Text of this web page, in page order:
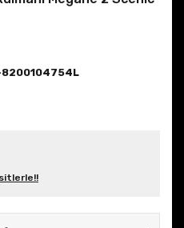
8200104754L